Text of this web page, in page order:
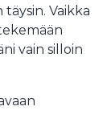
täysin. Vaikka
vain silloin